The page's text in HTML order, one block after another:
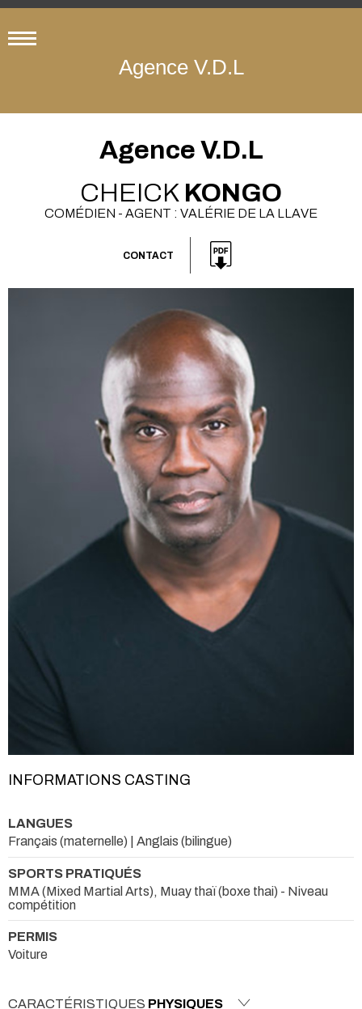
Agence V.D.L
Agence V.D.L
CHEICK KONGO
COMÉDIEN - AGENT : VALÉRIE DE LA LLAVE
CONTACT
INFORMATIONS CASTING
LANGUES
Français (maternelle) | Anglais (bilingue)
SPORTS PRATIQUÉS
MMA (Mixed Martial Arts), Muay thaï (boxe thai) - Niveau
compétition
PERMIS
Voiture
CARACTÉRISTIQUES PHYSIQUES